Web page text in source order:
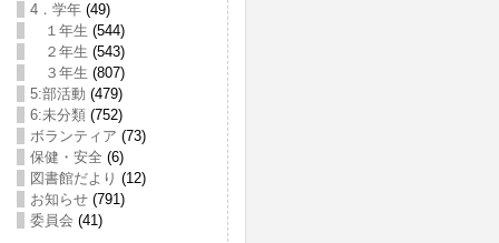
4．学年(49)
１年生 (544)
２年生 (543)
３年生 (807)
5:部活動 (479)
6:未分類(752)
ボランティア (73)
保健・安全 (6)
図書館だより (12)
お知らせ(791)
委員会 (41)